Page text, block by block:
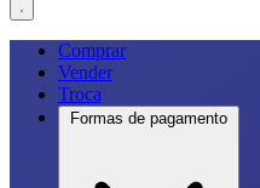
Comprar
Vender
Troca
Formas de pagamento